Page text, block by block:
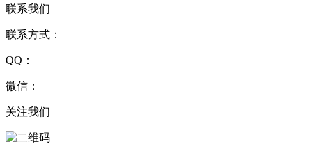
联系我们
联系方式：
QQ：
微信：
关注我们